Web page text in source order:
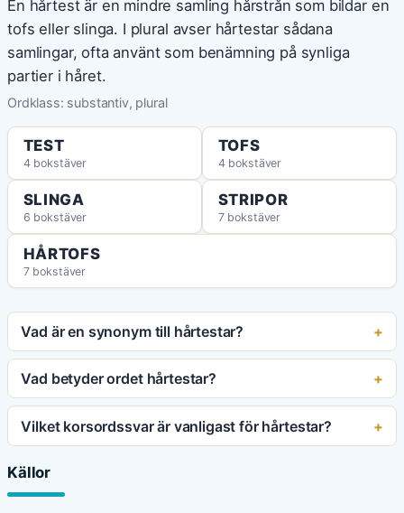
En hårtest är en mindre samling hårstrån som bildar en
tofs eller slinga. I plural avser hårtestar sådana
samlingar, ofta använt som benämning på synliga
partier i håret.
Ordklass: substantiv, plural
TEST
4 bokstäver
TOFS
4 bokstäver
SLINGA
6 bokstäver
STRIPOR
7 bokstäver
HÅRTOFS
7 bokstäver
Vad är en synonym till hårtestar?
Vad betyder ordet hårtestar?
Vilket korsordssvar är vanligast för hårtestar?
Källor